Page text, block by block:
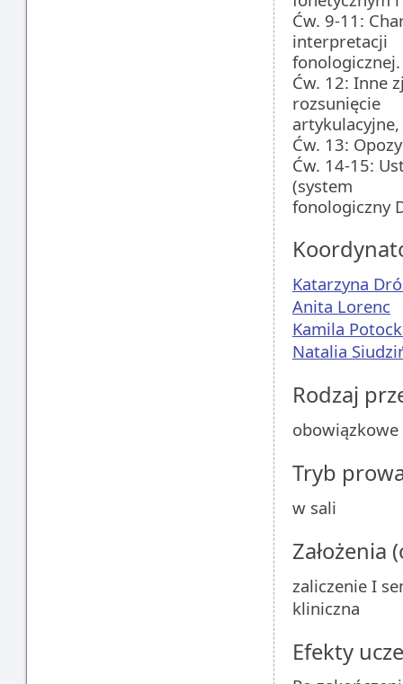
Ćw. 9-11:
interpretacji
fonologicznej.
Ćw. 12: Inne
rozsunięcie
Ćw. 13:
Ćw. 14-15:
(system
fonologiczny
Katarzyna
Anita Lorenc
Kamila
Natalia
Rodzaj
obowiązkowe
Tryb
w sali
Założenia
zaliczenie I
kliniczna
Efekty